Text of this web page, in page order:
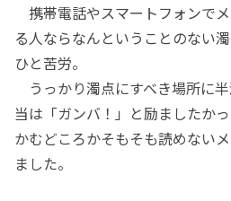
携帯電話やスマートフォンで
る人ならなんということのない
ひと苦労。
うっかり濁点にすべき場所に
当は「ガンバ！」と励ましたか
かむどころかそもそも読めない
ました。